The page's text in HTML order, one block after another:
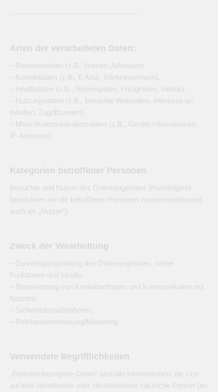
Arten der verarbeiteten Daten:
– Bestandsdaten (z.B., Namen, Adressen).
– Kontaktdaten (z.B., E-Mail, Telefonnummern).
– Inhaltsdaten (z.B., Texteingaben, Fotografien, Videos).
– Nutzungsdaten (z.B., besuchte Webseiten, Interesse an
Inhalten, Zugriffszeiten).
– Meta-/Kommunikationsdaten (z.B., Geräte-Informationen,
IP-Adressen).
Kategorien betroffener Personen
Besucher und Nutzer des Onlineangebotes (Nachfolgend
bezeichnen wir die betroffenen Personen zusammenfassend
auch als „Nutzer“).
Zweck der Verarbeitung
– Zurverfügungstellung des Onlineangebotes, seiner
Funktionen und Inhalte.
– Beantwortung von Kontaktanfragen und Kommunikation mit
Nutzern.
– Sicherheitsmaßnahmen.
– Reichweitenmessung/Marketing
Verwendete Begrifflichkeiten
„Personenbezogene Daten“ sind alle Informationen, die sich
auf eine identifizierte oder identifizierbare natürliche Person (im